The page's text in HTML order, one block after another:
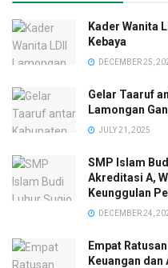
Kader Wanita
Kebaya
DECEMBER 25,
Gelar Taaruf
Lamongan
JULY 21, 2025
SMP Islam
Akreditasi A,
Keunggulan
DECEMBER 24,
Empat
Keuangan